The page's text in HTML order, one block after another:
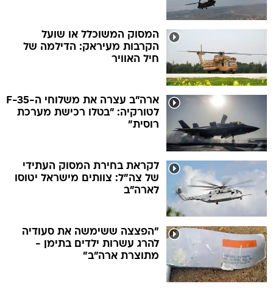
המסוק המשוכלל או שועל
הקרבות מעיראק: הדילמה של
חיל האוויר
ארה"ב עצרה את משלוחי ה-F-35
לטורקיה: "בטלו רכישת מערכת
רוסית"
לקראת בחירת המסוק העתידי
של צה"ל: צוותים מישראל יטוסו
לארה"ב
"הפצצה ששימשה את סעודיה
להרג עשרות ילדים בתימן -
מתוצרת ארה"ב"